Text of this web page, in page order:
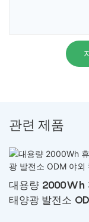
관련 제품
대용량 2000Wh
태양광 발전소